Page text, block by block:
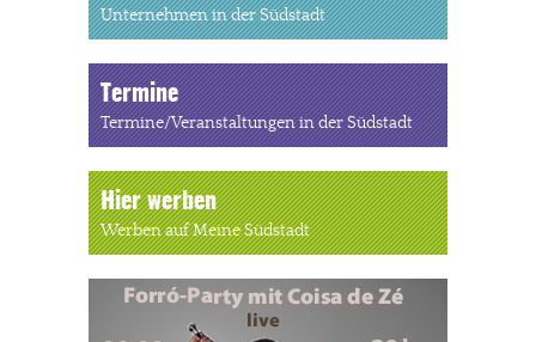
Unternehmen in der Südstadt
Termine
Termine/Veranstaltungen in der Südstadt
Hier werben
Werben auf Meine Südstadt